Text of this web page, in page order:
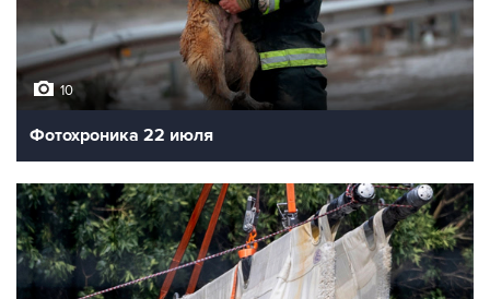
10
Фотохроника 22 июля